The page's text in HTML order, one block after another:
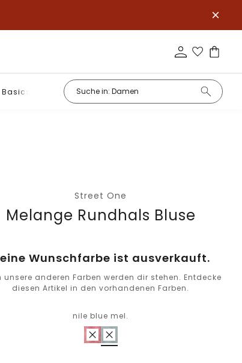
Basics
Street One
Melange Rundhals Bluse
Wunschfarbe ist ausverkauft.
unsere anderen Farben werden dir stehen. Entdecke
diesen Artikel in den vorhandenen Farben.
nile blue mel.